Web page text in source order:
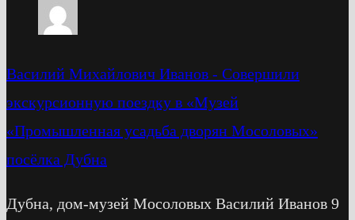
Василий Михайлович Иванов - Cовершили
экскурсионную поездку в «Музей
«Промышленная усадьба дворян Мосоловых»
посёлка Дубна
Дубна, дом-музей Мосоловых Василий Иванов 9